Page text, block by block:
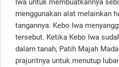
Iwa untuk membuatkannya
menggunakan alat melainkan
tangannya. Kebo Iwa
tersebut. Ketika Kebo Iwa
dalam tanah, Patih Majah
prajuritnya untuk menutup